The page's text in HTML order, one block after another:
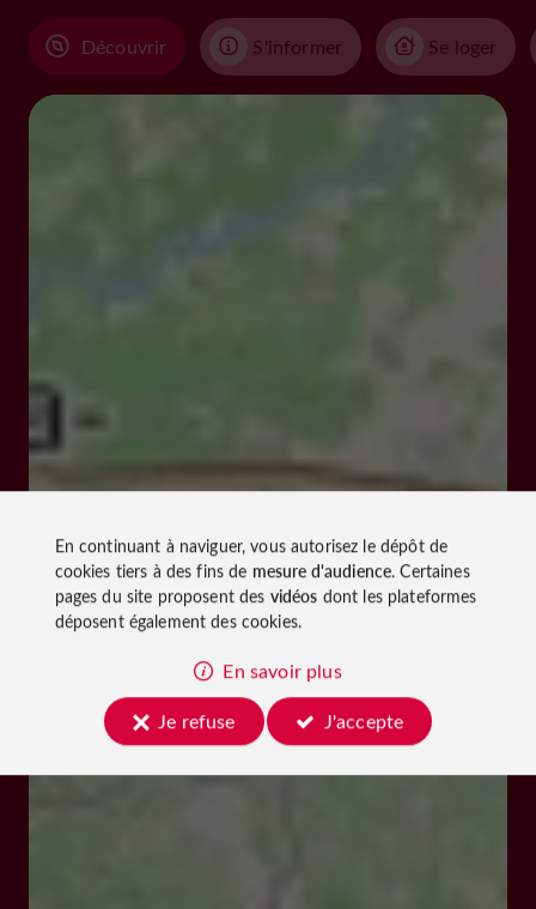
Découvrir S'informer Se loger
En continuant à naviguer, vous autorisez le dépôt de
cookies tiers à des fins de mesure d'audience. Certaines
pages du site proposent des vidéos dont les plateformes
déposent également des cookies.
En savoir plus
Je refuse
J'accepte